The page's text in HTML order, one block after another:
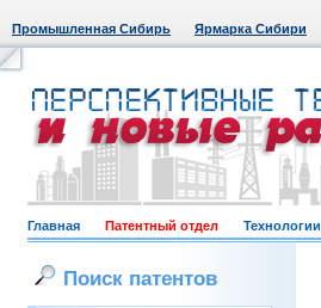
Промышленная Сибирь Ярмарка Сибири
Главная Патентный отдел Технологии
Поиск патентов